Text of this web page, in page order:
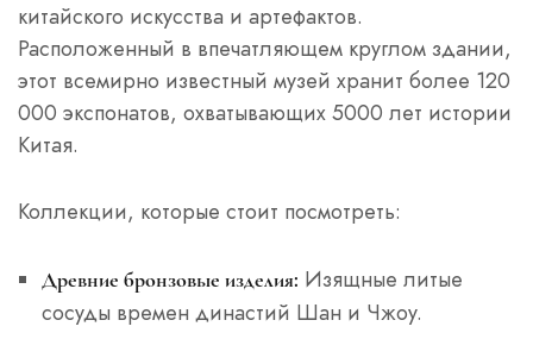
китайского искусства и артефактов.
Расположенный в впечатляющем круглом здании,
этот всемирно известный музей хранит более 120
000 экспонатов, охватывающих 5000 лет истории
Китая.
Коллекции, которые стоит посмотреть:
Древние бронзовые изделия: Изящные литые
сосуды времен династий Шан и Чжоу.